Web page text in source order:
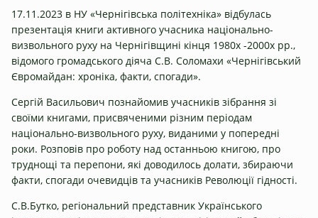
17.11.2023 в НУ «Чернігівська політехніка» відбулась
презентація книги активного учасника національно-
визвольного руху на Чернігівщині кінця 1980х -2000х рр.,
відомого громадського діяча С.В. Соломахи «Чернігівський
Євромайдан: хроніка, факти, спогади».
Сергій Васильович познайомив учасників зібрання зі
своїми книгами, присвяченими різним періодам
національно-визвольного руху, виданими у попередні
роки. Розповів про роботу над останньою книгою, про
труднощі та перепони, які доводилось долати, збираючи
факти, спогади очевидців та учасників Революції гідності.
С.В.Бутко, регіональний представник Українського